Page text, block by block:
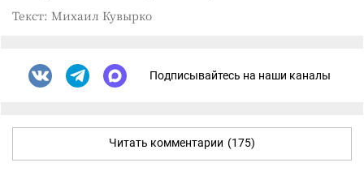
Текст: Михаил Кувырко
Подписывайтесь на наши каналы
Читать комментарии (175)